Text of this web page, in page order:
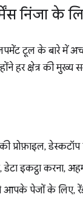
निंजा के
टूल के बारे में
हर क्षेत्र की
प्रोफ़ाइल,
इकट्ठा करना,
आपके पेजों के लिए,